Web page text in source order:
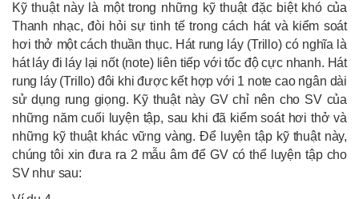
Kỹ thuật này là một trong những kỹ thuật đặc biệt khó của
Thanh nhạc, đòi hỏi sự tinh tế trong cách hát và kiểm soát
hơi thở một cách thuần thục. Hát rung láy (Trillo) có nghĩa là
hát láy đi láy lại nốt (note) liên tiếp với tốc độ cực nhanh. Hát
rung láy (Trillo) đôi khi được kết hợp với 1 note cao ngân dài
sử dụng rung giọng. Kỹ thuật này GV chỉ nên cho SV của
những năm cuối luyện tập, sau khi đã kiểm soát hơi thở và
những kỹ thuật khác vững vàng. Để luyện tập kỹ thuật này,
chúng tôi xin đưa ra 2 mẫu âm để GV có thể luyện tập cho
SV như sau: